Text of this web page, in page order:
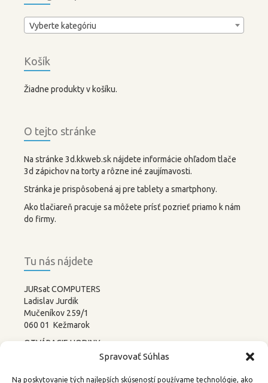
Spravovať Súhlas
Na poskytovanie tých najlepších skúseností používame technológie, ako
Vyberte kategóriu
Košík
Žiadne produkty v košíku.
O tejto stránke
Na stránke 3d.kkweb.sk nájdete informácie ohľadom tlače
3d zápichov na torty a rôzne iné zaujímavosti.
Stránka je prispôsobená aj pre tablety a smartphony.
Ako tlačiareň pracuje sa môžete prísť pozrieť priamo k nám
do firmy.
Tu nás nájdete
JURsat COMPUTERS
Ladislav Jurdik
Mučeníkov 259/1
060 01 Kežmarok
OTVÁRACIE HODINY:
PONDELOK – PIATOK
SOBOTA – NEDEĽA